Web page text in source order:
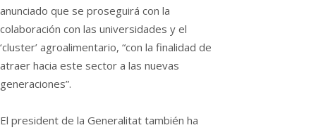
anunciado que se proseguirá con la
colaboración con las universidades y el
‘cluster’ agroalimentario, “con la finalidad de
atraer hacia este sector a las nuevas
generaciones”.
El president de la Generalitat también ha